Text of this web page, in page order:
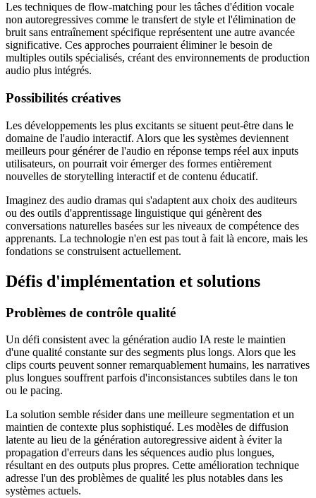
Les techniques de flow-matching pour les tâches d'édition vocale
non autoregressives comme le transfert de style et l'élimination de
bruit sans entraînement spécifique représentent une autre avancée
significative. Ces approches pourraient éliminer le besoin de
multiples outils spécialisés, créant des environnements de production
audio plus intégrés.
Possibilités créatives
Les développements les plus excitants se situent peut-être dans le
domaine de l'audio interactif. Alors que les systèmes deviennent
meilleurs pour générer de l'audio en réponse temps réel aux inputs
utilisateurs, on pourrait voir émerger des formes entièrement
nouvelles de storytelling interactif et de contenu éducatif.
Imaginez des audio dramas qui s'adaptent aux choix des auditeurs
ou des outils d'apprentissage linguistique qui génèrent des
conversations naturelles basées sur les niveaux de compétence des
apprenants. La technologie n'en est pas tout à fait là encore, mais les
fondations se construisent actuellement.
Défis d'implémentation et solutions
Problèmes de contrôle qualité
Un défi consistent avec la génération audio IA reste le maintien
d'une qualité constante sur des segments plus longs. Alors que les
clips courts peuvent sonner remarquablement humains, les narratives
plus longues souffrent parfois d'inconsistances subtiles dans le ton
ou le pacing.
La solution semble résider dans une meilleure segmentation et un
maintien de contexte plus sophistiqué. Les modèles de diffusion
latente au lieu de la génération autoregressive aident à éviter la
propagation d'erreurs dans les séquences audio plus longues,
résultant en des outputs plus propres. Cette amélioration technique
adresse l'un des problèmes de qualité les plus notables dans les
systèmes actuels.